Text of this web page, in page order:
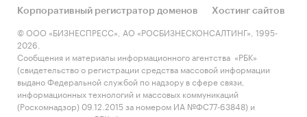
4. Снижение общей рентабельности бизнеса.
Сегментация рынка и потребителей event-
услуг в России
Рынок представлен как крупными, так и
Корпоративный регистратор доменов
Хостинг сайтов
© ООО «БИЗНЕСПРЕСС», АО «РОСБИЗНЕСКОНСАЛТИНГ», 1995-
2026.
Сообщения и материалы информационного агентства «РБК»
(свидетельство о регистрации средства массовой информации
выдано Федеральной службой по надзору в сфере связи,
информационных технологий и массовых коммуникаций
(Роскомнадзор) 09.12.2015 за номером ИА №ФС77-63848) и